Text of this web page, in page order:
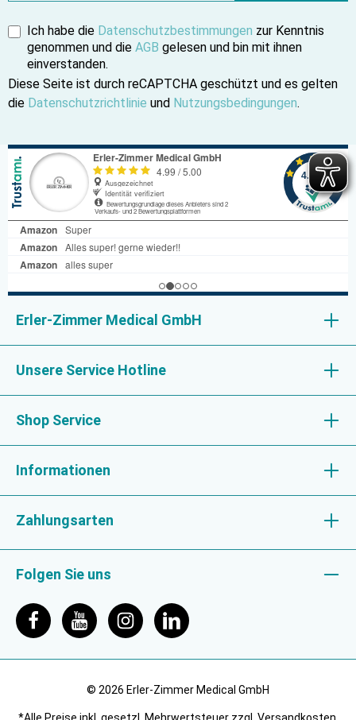
Ich habe die Datenschutzbestimmungen zur Kenntnis
genommen und die AGB gelesen und bin mit ihnen
einverstanden.
Diese Seite ist durch reCAPTCHA geschützt und es gelten
die Datenschutzrichtlinie und Nutzungsbedingungen.
Erler-Zimmer Medical GmbH
Unsere Service Hotline
Shop Service
Informationen
Zahlungsarten
Folgen Sie uns
© 2026 Erler-Zimmer Medical GmbH